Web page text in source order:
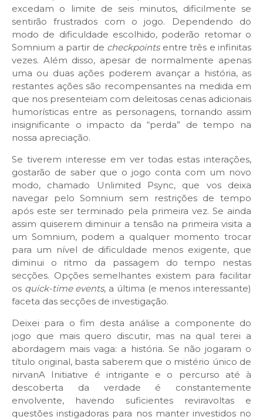
excedam o limite de seis minutos, dificilmente se
sentirão frustrados com o jogo. Dependendo do
modo de dificuldade escolhido, poderão retomar o
Somnium a partir de checkpoints entre três e infinitas
vezes. Além disso, apesar de normalmente apenas
uma ou duas ações poderem avançar a história, as
restantes ações são recompensantes na medida em
que nos presenteiam com deleitosas cenas adicionais
humorísticas entre as personagens, tornando assim
insignificante o impacto da “perda” de tempo na
nossa apreciação.
Se tiverem interesse em ver todas estas interações,
gostarão de saber que o jogo conta com um novo
modo, chamado Unlimited Psync, que vos deixa
navegar pelo Somnium sem restrições de tempo
após este ser terminado pela primeira vez. Se ainda
assim quiserem diminuir a tensão na primeira visita a
um Somnium, podem a qualquer momento trocar
para um nível de dificuldade menos exigente, que
diminui o ritmo da passagem do tempo nestas
secções. Opções semelhantes existem para facilitar
os quick-time events, a última (e menos interessante)
faceta das secções de investigação.
Deixei para o fim desta análise a componente do
jogo que mais quero discutir, mas na qual terei a
abordagem mais vaga: a história. Se não jogaram o
título original, basta saberem que o mistério único de
nirvanA Initiative é intrigante e o percurso até à
descoberta da verdade é constantemente
envolvente, havendo suficientes reviravoltas e
questões instigadoras para nos manter investidos no